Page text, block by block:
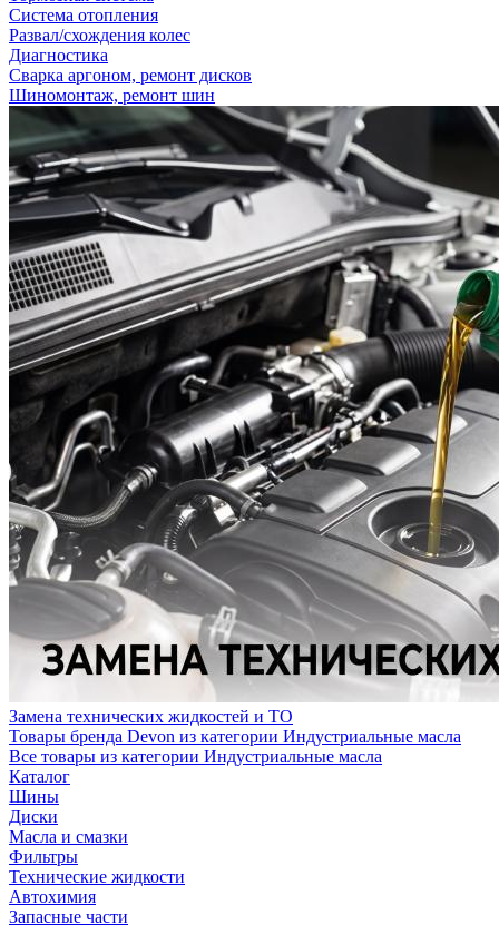
Система отопления
Развал/схождения колес
Диагностика
Сварка аргоном, ремонт дисков
Шиномонтаж, ремонт шин
Замена технических жидкостей и ТО
Товары бренда Devon из категории Индустриальные масла
Все товары из категории Индустриальные масла
Каталог
Шины
Диски
Масла и смазки
Фильтры
Технические жидкости
Автохимия
Запасные части